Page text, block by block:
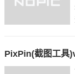
PixPin(截图工具